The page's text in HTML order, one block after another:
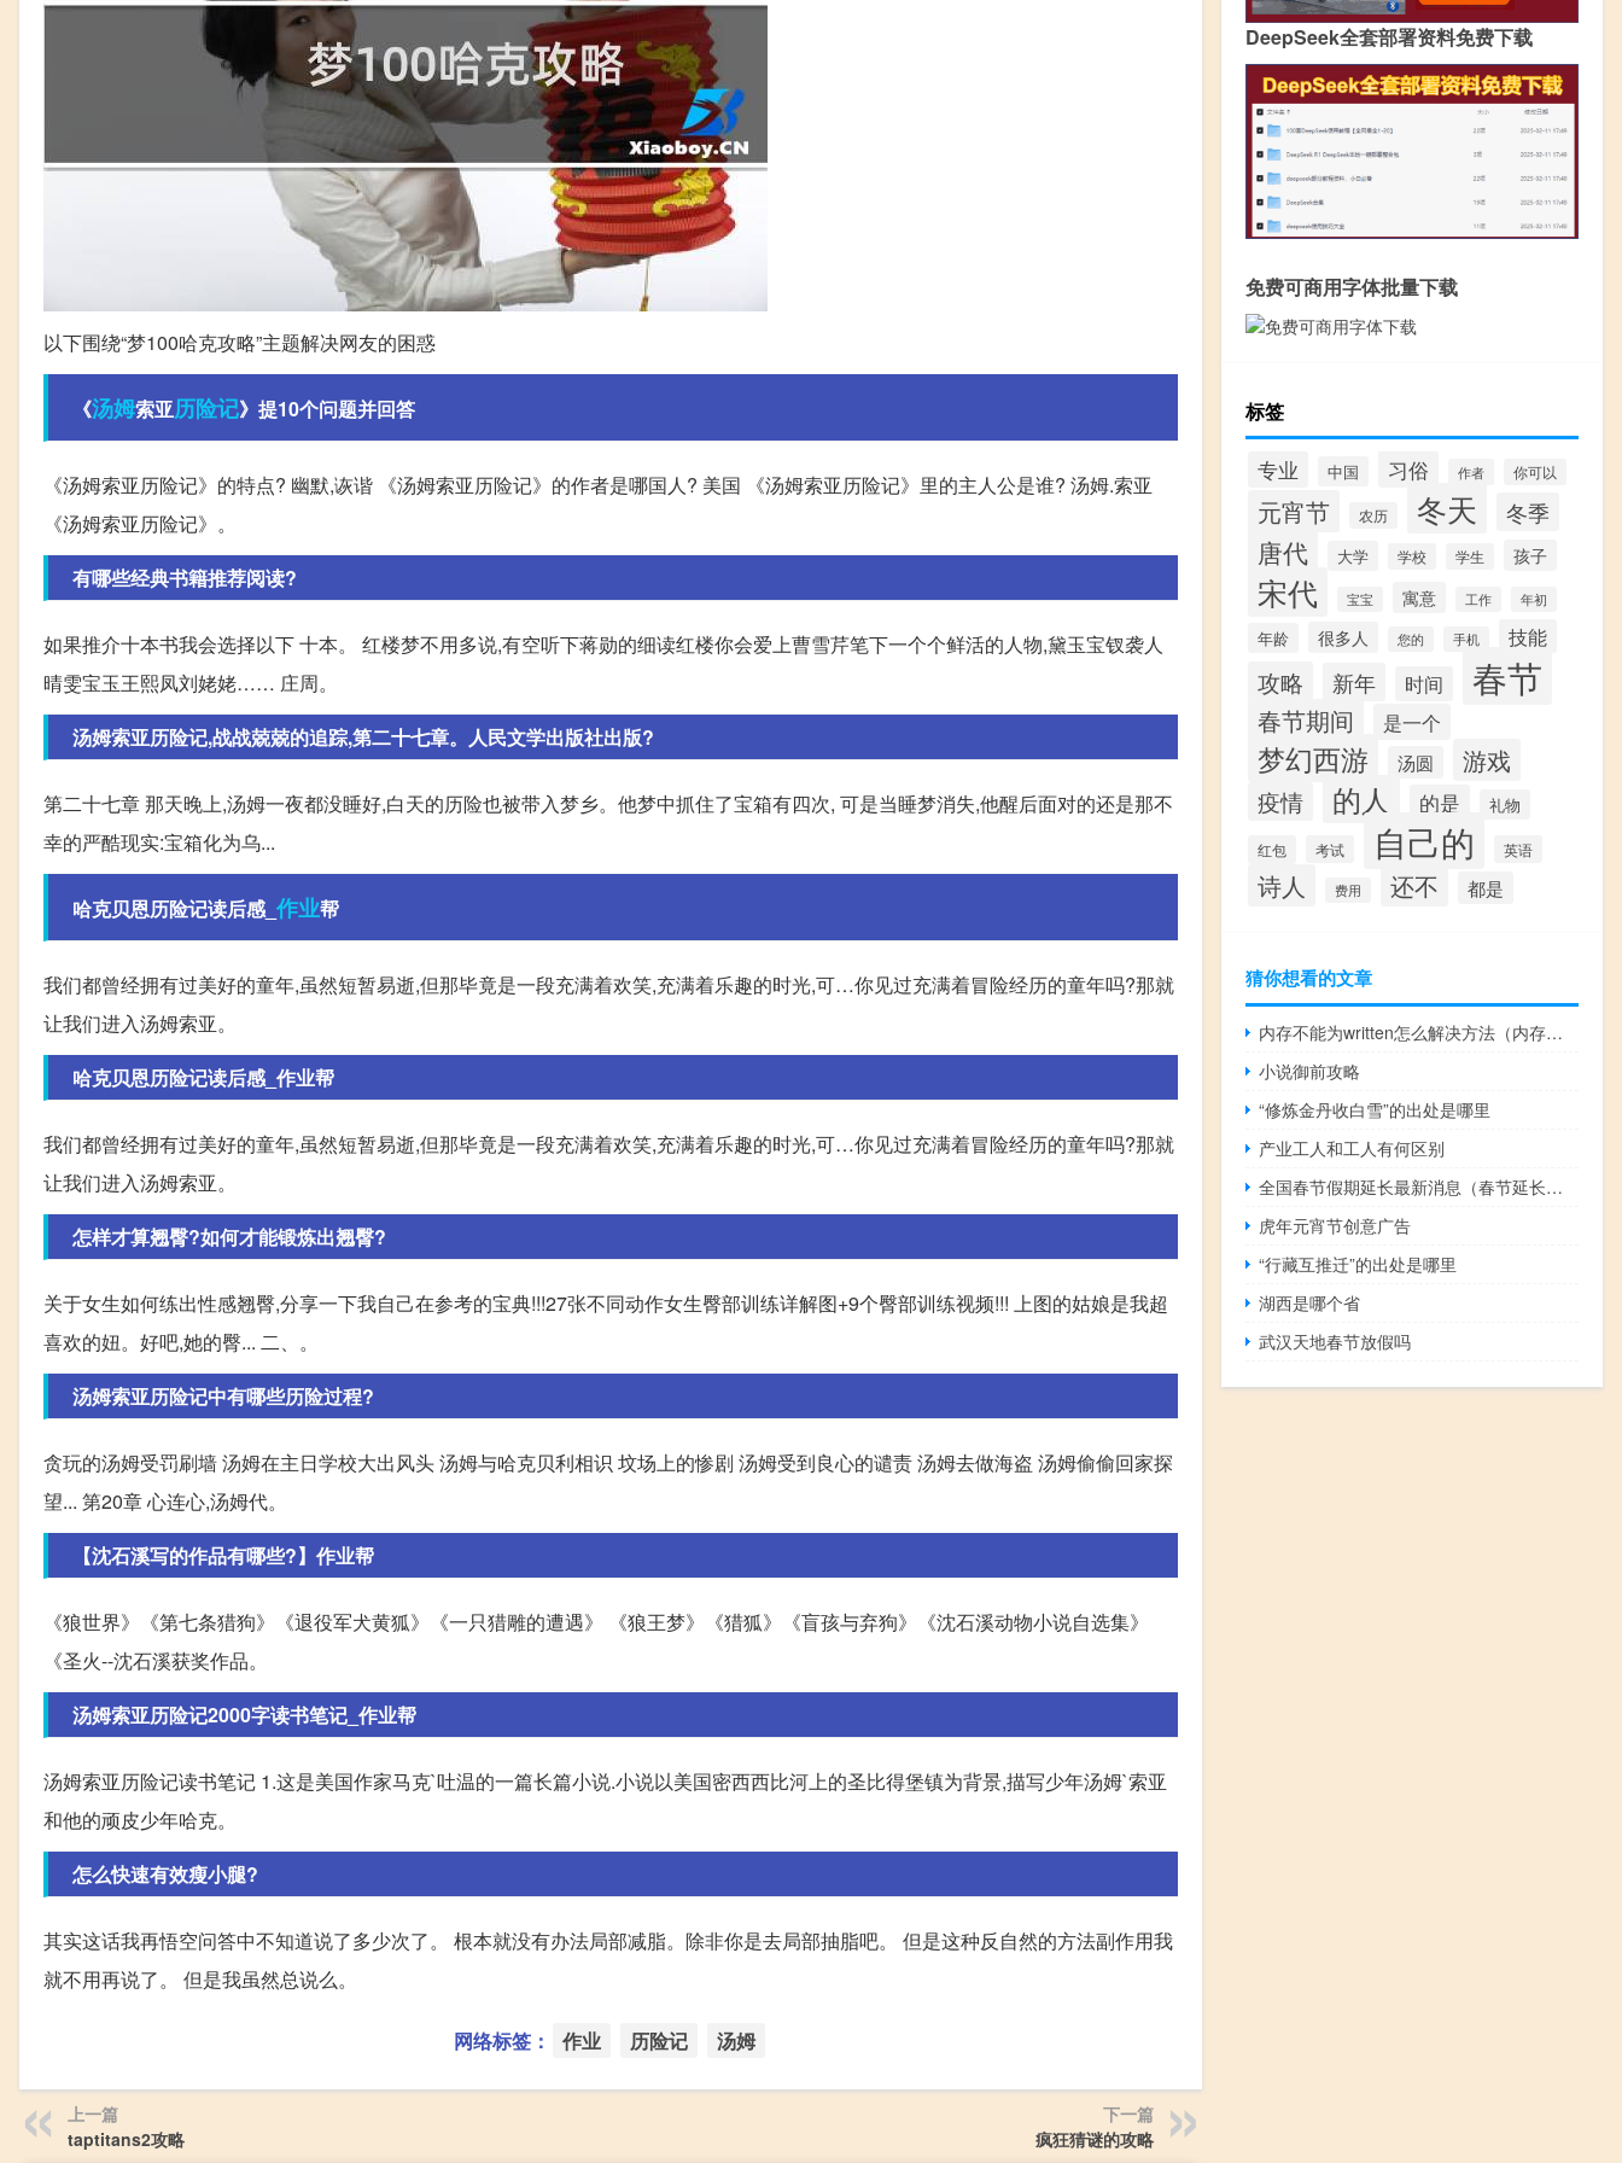
以下围绕“梦100哈克攻略”主题解决网友的困惑
《汤姆索亚历险记》提10个问题并回答
《汤姆索亚历险记》的特点? 幽默,诙谐 《汤姆索亚历险记》的作者是哪国人? 美国 《汤姆索亚历险记》里的主人公是谁? 汤姆.索亚
《汤姆索亚历险记》。
有哪些经典书籍推荐阅读?
如果推介十本书我会选择以下 十本。 红楼梦不用多说,有空听下蒋勋的细读红楼你会爱上曹雪芹笔下一个个鲜活的人物,黛玉宝钗袭人
晴雯宝玉王熙凤刘姥姥…… 庄周。
汤姆索亚历险记,战战兢兢的追踪,第二十七章。人民文学出版社出版?
第二十七章 那天晚上,汤姆一夜都没睡好,白天的历险也被带入梦乡。他梦中抓住了宝箱有四次, 可是当睡梦消失,他醒后面对的还是那不
幸的严酷现实:宝箱化为乌...
哈克贝恩历险记读后感_ 作业帮
我们都曾经拥有过美好的童年,虽然短暂易逝,但那毕竟是一段充满着欢笑,充满着乐趣的时光,可…你见过充满着冒险经历的童年吗?那就
让我们进入汤姆索亚。
哈克贝恩历险记读后感_作业帮
我们都曾经拥有过美好的童年,虽然短暂易逝,但那毕竟是一段充满着欢笑,充满着乐趣的时光,可…你见过充满着冒险经历的童年吗?那就
让我们进入汤姆索亚。
怎样才算翘臀?如何才能锻炼出翘臀?
关于女生如何练出性感翘臀,分享一下我自己在参考的宝典!!!27张不同动作女生臀部训练详解图+9个臀部训练视频!!! 上图的姑娘是我超
喜欢的妞。好吧,她的臀... 二、。
汤姆索亚历险记中有哪些历险过程?
贪玩的汤姆受罚刷墙 汤姆在主日学校大出风头 汤姆与哈克贝利相识 坟场上的惨剧 汤姆受到良心的谴责 汤姆去做海盗 汤姆偷偷回家探
望... 第20章 心连心,汤姆代。
【沈石溪写的作品有哪些?】作业帮
《狼世界》《第七条猎狗》《退役军犬黄狐》《一只猎雕的遭遇》 《狼王梦》《猎狐》《盲孩与弃狗》《沈石溪动物小说自选集》
《圣火--沈石溪获奖作品。
汤姆索亚历险记2000字读书笔记_作业帮
汤姆索亚历险记读书笔记 1.这是美国作家马克`吐温的一篇长篇小说.小说以美国密西西比河上的圣比得堡镇为背景,描写少年汤姆`索亚
和他的顽皮少年哈克。
怎么快速有效瘦小腿?
其实这话我再悟空问答中不知道说了多少次了。 根本就没有办法局部减脂。除非你是去局部抽脂吧。 但是这种反自然的方法副作用我
就不用再说了。 但是我虽然总说么。
网络标签： 作业 历险记 汤姆
上一篇
taptitans2攻略
下一篇
疯狂猜谜的攻略
DeepSeek全套部署资料免费下载
免费可商用字体批量下载
标签
专业 中国 习俗 作者 你可以
元宵节 农历 冬天 冬季
唐代 大学 学校 学生 孩子
宋代 宝宝 寓意 工作 年初
年龄 很多人 您的 手机 技能
攻略 新年 时间 春节
春节期间 是一个
梦幻西游 汤圆 游戏
疫情 的人 的是 礼物
红包 考试 自己的 英语
诗人 费用 还不 都是
猜你想看的文章
内存不能为written怎么解决方法（内存不能为written怎么解决）
小说御前攻略
“修炼金丹收白雪”的出处是哪里
产业工人和工人有何区别
全国春节假期延长最新消息（春节延长假期最新消息）
虎年元宵节创意广告
“行藏互推迁”的出处是哪里
湖西是哪个省
武汉天地春节放假吗